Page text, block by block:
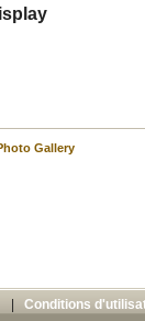
Gallery
Conditions